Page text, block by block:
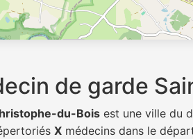
de garde
du-Bois est une ville du
X médecins dans le